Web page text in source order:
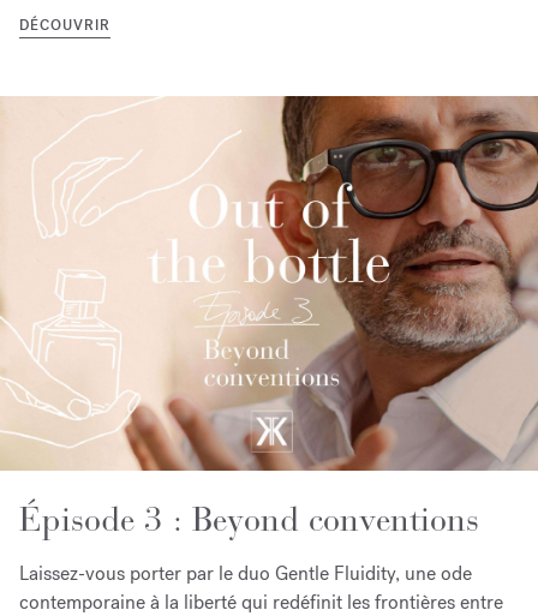
DÉCOUVRIR
Épisode 3 : Beyond conventions
Laissez-vous porter par le duo Gentle Fluidity, une ode
contemporaine à la liberté qui redéfinit les frontières entre